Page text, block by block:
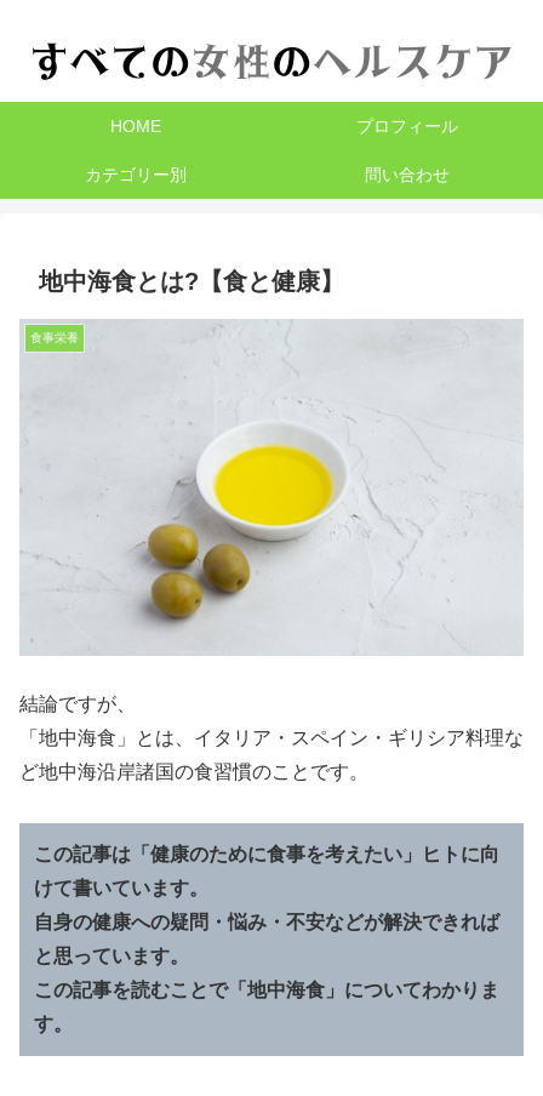
HOME プロフィール
カテゴリー別 問い合わせ
地中海食とは?【食と健康】
食事栄養
結論ですが、
「地中海食」とは、イタリア・スペイン・ギリシア料理な
ど地中海沿岸諸国の食習慣のことです。
この記事は「健康のために食事を考えたい」ヒトに向
けて書いています。
自身の健康への疑問・悩み・不安などが解決できれば
と思っています。
この記事を読むことで「地中海食」についてわかりま
す。